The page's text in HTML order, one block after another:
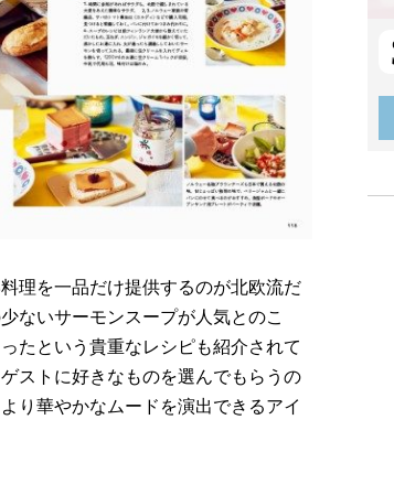
理を一品だけ提供するのが北欧流だ
ないサーモンスープが人気とのこ
たという貴重なレシピも紹介されて
ストに好きなものを選んでもらうの
り華やかなムードを演出できるアイ